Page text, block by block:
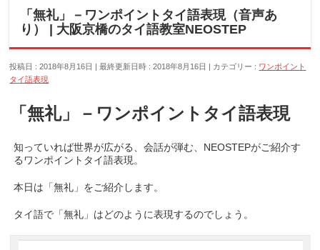
「無礼」－ワンポイントタイ語表現（音声あ
り） | 大阪京橋のタイ語教室NEOSTEP
投稿日 : 2018年8月16日 最終更新日時 : 2018年8月16日 カテゴリー : ワンポイント
タイ語表現
「無礼」－ワンポイントタイ語表現
知っていれば世界が広がる、会話が弾む、NEOSTEPがご紹介す
るワンポイントタイ語表現。
本日は「無礼」をご紹介します。
タイ語で「無礼」はどのように表現するのでしょう。